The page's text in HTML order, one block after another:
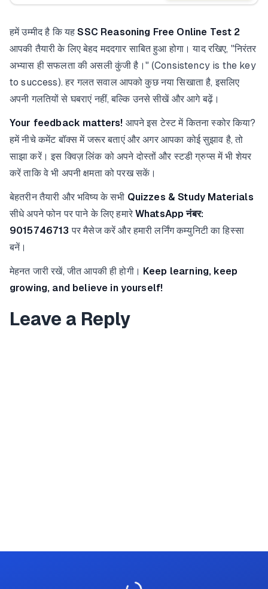
हमें उम्मीद है कि यहSSC Reasoning Free Online Test 2
आपकी तैयारी के लिए बेहद मददगार साबित हुआ होगा। याद रखिए, "निरंतर
अभ्यास ही सफलता की असली कुंजी है।" (Consistency is the key
to success). हर गलत सवाल आपको कुछ नया सिखाता है, इसलिए
अपनी गलतियों से घबराएं नहीं, बल्कि उनसे सीखें और आगे बढ़ें।
Your feedback matters! आपने इस टेस्ट में कितना स्कोर किया?
हमें नीचे कमेंट बॉक्स में जरूर बताएं और अगर आपका कोई सुझाव है, तो
साझा करें। इस क्विज़ लिंक को अपने दोस्तों और स्टडी ग्रुप्स में भी शेयर
करें ताकि वे भी अपनी क्षमता को परख सकें।
बेहतरीन तैयारी और भविष्य के सभी Quizzes & Study Materials
सीधे अपने फोन पर पाने के लिए हमारेWhatsApp नंबर:
9015746713 पर मैसेज करें और हमारी लर्निंग कम्युनिटी का हिस्सा
बनें।
मेहनत जारी रखें, जीत आपकी ही होगी। Keep learning, keep
growing, and believe in yourself!
Leave a Reply